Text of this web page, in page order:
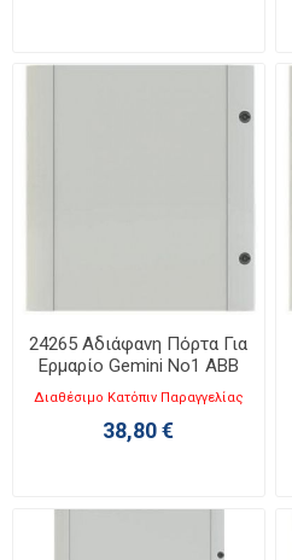
24265 Αδιάφανη Πόρτα Για
Ερμαρίο Gemini No1 ABB
Διαθέσιμο Κατόπιν Παραγγελίας
38,80 €